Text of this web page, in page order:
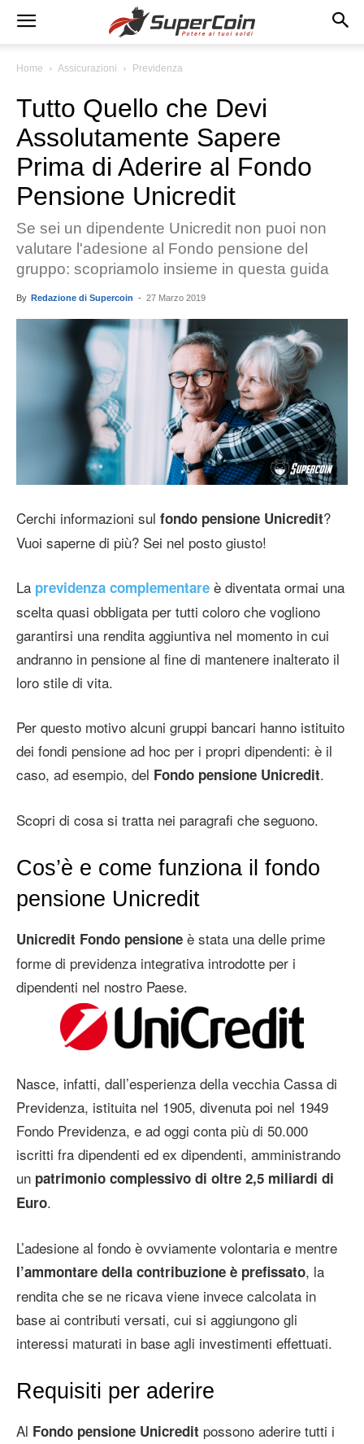
Home Assicurazioni Previdenza
Tutto Quello che Devi
Assolutamente Sapere
Prima di Aderire al Fondo
Pensione Unicredit
Se sei un dipendente Unicredit non puoi non
valutare l'adesione al Fondo pensione del
gruppo: scopriamolo insieme in questa guida
By Redazione di Supercoin - 27 Marzo 2019
Cerchi informazioni sul fondo pensione Unicredit?
Vuoi saperne di più? Sei nel posto giusto!
La previdenza complementare è diventata ormai una
scelta quasi obbligata per tutti coloro che vogliono
garantirsi una rendita aggiuntiva nel momento in cui
andranno in pensione al fine di mantenere inalterato il
loro stile di vita.
Per questo motivo alcuni gruppi bancari hanno istituito
dei fondi pensione ad hoc per i propri dipendenti: è il
caso, ad esempio, del Fondo pensione Unicredit.
Scopri di cosa si tratta nei paragrafi che seguono.
Cos’è e come funziona il fondo
pensione Unicredit
Unicredit Fondo pensione è stata una delle prime
forme di previdenza integrativa introdotte per i
dipendenti nel nostro Paese.
Nasce, infatti, dall’esperienza della vecchia Cassa di
Previdenza, istituita nel 1905, divenuta poi nel 1949
Fondo Previdenza, e ad oggi conta più di 50.000
iscritti fra dipendenti ed ex dipendenti, amministrando
un patrimonio complessivo di oltre 2,5 miliardi di
Euro.
L’adesione al fondo è ovviamente volontaria e mentre
l’ammontare della contribuzione è prefissato, la
rendita che se ne ricava viene invece calcolata in
base ai contributi versati, cui si aggiungono gli
interessi maturati in base agli investimenti effettuati.
Requisiti per aderire
Al Fondo pensione Unicredit possono aderire tutti i